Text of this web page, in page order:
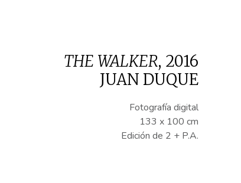
THE WALKER, 2016
JUAN DUQUE
Fotografía digital
133 x 100 cm
Edición de 2 + P.A.